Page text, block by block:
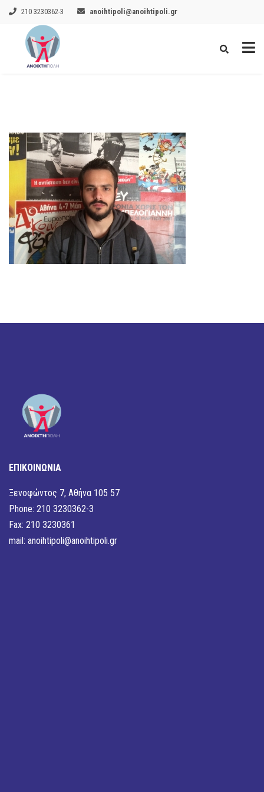
210 3230362-3 anoihtipoli@anoihtipoli.gr
ΕΠΙΚΟΙΝΩΝΙΑ
Ξενοφώντος 7, Αθήνα 105 57
Phone: 210 3230362-3
Fax: 210 3230361
mail: anoihtipoli@anoihtipoli.gr